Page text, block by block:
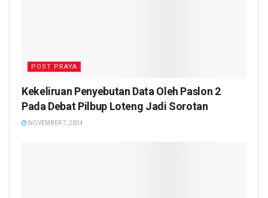
POST PRAYA
Kekeliruan Penyebutan Data Oleh Paslon 2
Pada Debat Pilbup Loteng Jadi Sorotan
NOVEMBER 7, 2024